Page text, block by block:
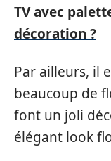
TV avec
décoration ?
Par ailleurs, il
beaucoup de
font un joli
élégant look